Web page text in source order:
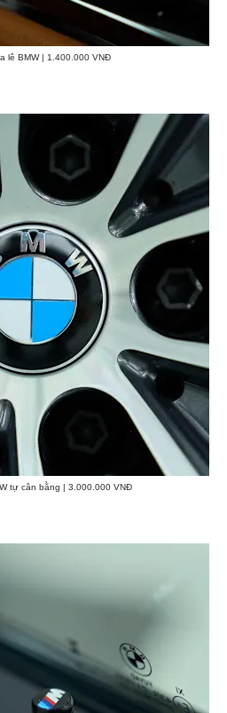
lê BMW | 1.400.000 VNĐ
tự cân bằng | 3.000.000 VNĐ